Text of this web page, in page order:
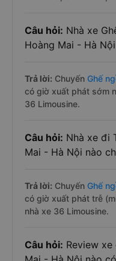
Câu hỏi: Nhà xe
Hoàng Mai - Hà
Trả lời: Chuyến Ghế
có giờ xuất phát sớm
36 Limousine.
Câu hỏi: Nhà xe đi
Mai - Hà Nội nào
Trả lời: Chuyến Ghế
có giờ xuất phát trễ
nhà xe 36 Limousine.
Câu hỏi: Review